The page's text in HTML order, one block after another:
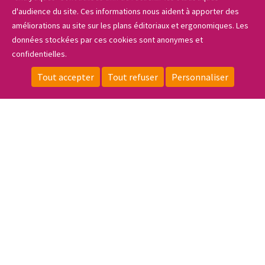
Sidebar_menu
CONTACT LOCALISATION ESPACE PRIVÉ FAIRE UN DON
Les projets
Actualités & portraits
S'INSCRIRE
d'audience du site. Ces informations nous aident à apporter des
améliorations au site sur les plans éditoriaux et ergonomiques. Les
données stockées par ces cookies sont anonymes et
confidentielles.
Tout accepter Tout refuser Personnaliser